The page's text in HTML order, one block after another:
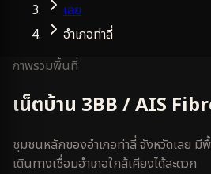
เลย
อำเภอท่าลี่
ภาพรวมพื้นที่
เน็ตบ้าน 3BB / AIS
ชุมชนหลักของอำเภอท่าลี่ จังหวัดเลย
เดินทางเชื่อมอำเภอใกล้เคียงได้สะดวก